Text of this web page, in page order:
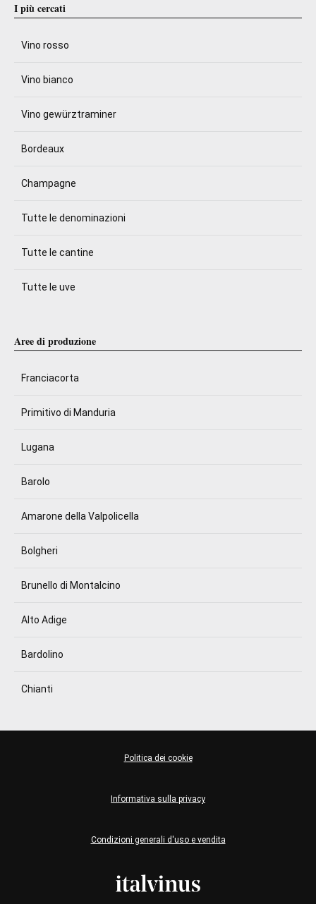
I più cercati
Vino rosso
Vino bianco
Vino gewürztraminer
Bordeaux
Champagne
Tutte le denominazioni
Tutte le cantine
Tutte le uve
Aree di produzione
Franciacorta
Primitivo di Manduria
Lugana
Barolo
Amarone della Valpolicella
Bolgheri
Brunello di Montalcino
Alto Adige
Bardolino
Chianti
Condizioni generali d'uso e vendita
Informativa sulla privacy
Politica dei cookie